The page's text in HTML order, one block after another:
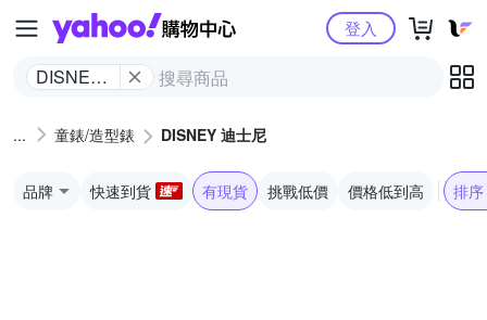
Yahoo購物中心
DISNEY
登入
童錶/造型錶 DISNEY 迪士尼
品牌 快速到貨 有現貨 挑戰低價 價格低到高 排序